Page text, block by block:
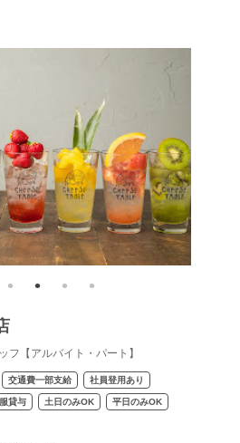
フ【アルバイト・パート】
交通費一部支給 社員登用あり
貸与 土日のみOK 平日のみOK